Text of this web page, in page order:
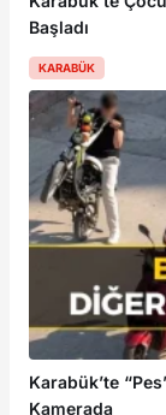
Başladı
KARABÜK
Karabük’te
Kamerada